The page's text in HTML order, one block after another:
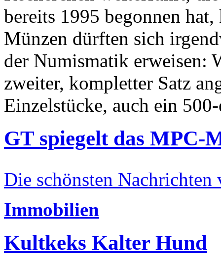
bereits 1995 begonnen
Münzen dürften sich
der Numismatik erweisen:
zweiter, kompletter Satz
Einzelstücke, auch ein
GT spiegelt das MPC-
Die schönsten Nachrichten
Immobilien
Kultkeks Kalter Hund